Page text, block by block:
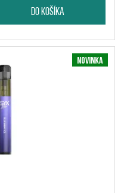
do košíka
Novinka